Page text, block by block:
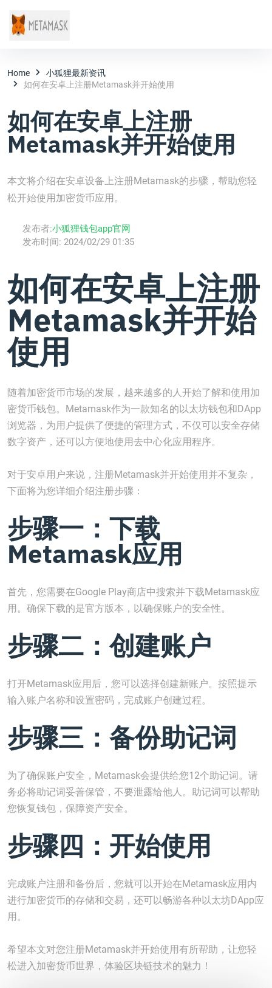
Home
小狐狸最新资讯
如何在安卓上注册Metamask并开始使用
如何在安卓上注册
Metamask并开始使用
本文将介绍在安卓设备上注册Metamask的步骤，帮助您轻
松开始使用加密货币应用。
发布者:小狐狸钱包app官网
发布时间: 2024/02/29 01:35
如何在安卓上注册
Metamask并开始
使用
随着加密货币市场的发展，越来越多的人开始了解和使用加
密货币钱包。Metamask作为一款知名的以太坊钱包和DApp
浏览器，为用户提供了便捷的管理方式，不仅可以安全存储
数字资产，还可以方便地使用去中心化应用程序。
对于安卓用户来说，注册Metamask并开始使用并不复杂，
下面将为您详细介绍注册步骤：
步骤一：下载
Metamask应用
首先，您需要在Google Play商店中搜索并下载Metamask应
用。确保下载的是官方版本，以确保账户的安全性。
步骤二：创建账户
打开Metamask应用后，您可以选择创建新账户。按照提示
输入账户名称和设置密码，完成账户创建过程。
步骤三：备份助记词
为了确保账户安全，Metamask会提供给您12个助记词。请
务必将助记词妥善保管，不要泄露给他人。助记词可以帮助
您恢复钱包，保障资产安全。
步骤四：开始使用
完成账户注册和备份后，您就可以开始在Metamask应用内
进行加密货币的存储和交易，还可以畅游各种以太坊DApp应
用。
希望本文对您注册Metamask并开始使用有所帮助，让您轻
松进入加密货币世界，体验区块链技术的魅力！